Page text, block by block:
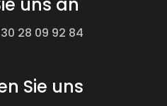
uns an
28 09 92 84
Sie uns